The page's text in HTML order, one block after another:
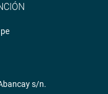
s/n.